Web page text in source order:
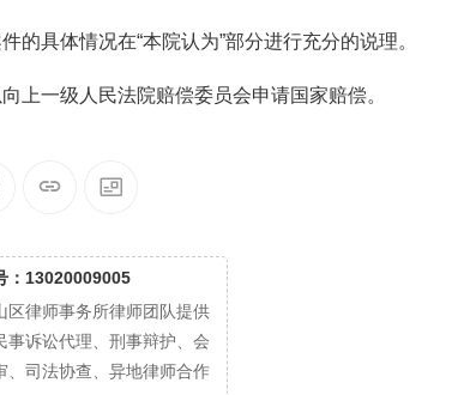
具体情况在“本院认为”部分进行充分的说理。
上一级人民法院赔偿委员会申请国家赔偿。
：13020009005
区律师事务所律师团队提供
事诉讼代理、刑事辩护、会
、司法协查、异地律师合作